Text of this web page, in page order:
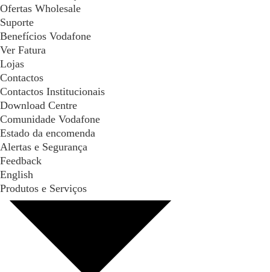
Ofertas Wholesale
Suporte
Benefícios Vodafone
Ver Fatura
Lojas
Contactos
Contactos Institucionais
Download Centre
Comunidade Vodafone
Estado da encomenda
Alertas e Segurança
Feedback
English
Produtos e Serviços